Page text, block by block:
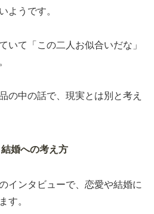
ようです。
いて「この二人お似合いだな」
の中の話で、現実とは別と考え
婚への考え方
インタビューで、恋愛や結婚に
す。